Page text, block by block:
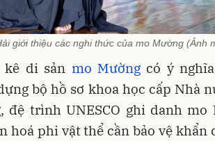
giới thiệu các nghi thức của mo Mường (Ảnh
di sản mo Mườngcó ý
bộ hồ sơ khoa học cấp Nhà
đệ trình UNESCO ghi danh mo
hoá phi vật thể cần bảo vệ khẩn